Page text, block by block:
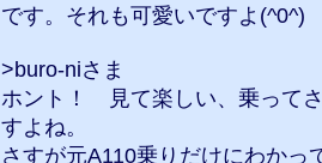
です。それも可愛いですよ(^0^)
>buro-niさま
ホント！ 見て楽しい、乗って
すよね。
さすが元A110乗りだけにわか